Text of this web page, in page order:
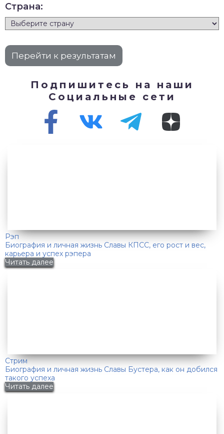
Страна:
Подпишитесь на наши
Социальные сети
Рэп
Биография и личная жизнь Славы КПСС, его рост и вес,
карьера и успех рэпера
Читать далее
Стрим
Биография и личная жизнь Славы Бустера, как он добился
такого успеха
Читать далее